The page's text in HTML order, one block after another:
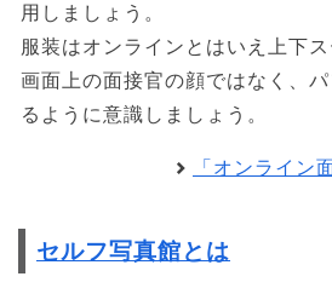
用しましょう。
服装はオンラインとはいえ上下ス
画面上の面接官の顔ではなく、
るように意識しましょう。
「オンライン
セルフ写真館とは